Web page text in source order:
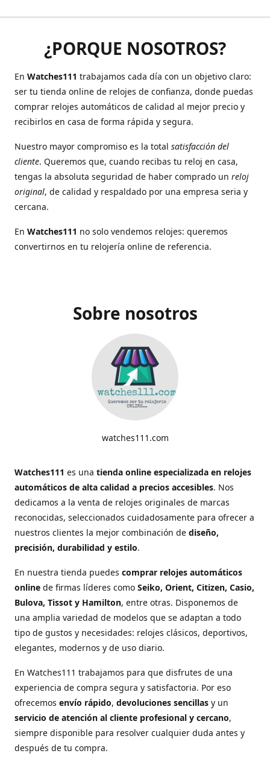
¿PORQUE NOSOTROS?
En Watches111 trabajamos cada día con un objetivo claro:
ser tu tienda online de relojes de confianza, donde puedas
comprar relojes automáticos de calidad al mejor precio y
recibirlos en casa de forma rápida y segura.
Nuestro mayor compromiso es la total satisfacción del
cliente. Queremos que, cuando recibas tu reloj en casa,
tengas la absoluta seguridad de haber comprado un reloj
original, de calidad y respaldado por una empresa seria y
cercana.
En Watches111 no solo vendemos relojes: queremos
convertirnos en tu relojería online de referencia.
Sobre nosotros
watches111.com
Watches111 es una tienda online especializada en relojes
automáticos de alta calidad a precios accesibles. Nos
dedicamos a la venta de relojes originales de marcas
reconocidas, seleccionados cuidadosamente para ofrecer a
nuestros clientes la mejor combinación de diseño,
precisión, durabilidad y estilo.
En nuestra tienda puedes comprar relojes automáticos
online de firmas líderes como Seiko, Orient, Citizen, Casio,
Bulova, Tissot y Hamilton, entre otras. Disponemos de
una amplia variedad de modelos que se adaptan a todo
tipo de gustos y necesidades: relojes clásicos, deportivos,
elegantes, modernos y de uso diario.
En Watches111 trabajamos para que disfrutes de una
experiencia de compra segura y satisfactoria. Por eso
ofrecemos envío rápido, devoluciones sencillas y un
servicio de atención al cliente profesional y cercano,
siempre disponible para resolver cualquier duda antes y
después de tu compra.